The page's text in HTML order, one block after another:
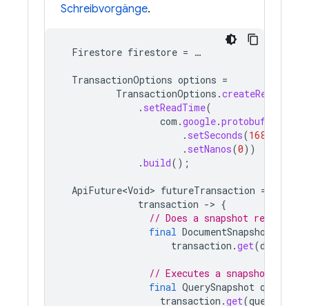
Schreibvorgänge.
Firestore firestore = …
TransactionOptions options =
TransactionOptions .
. setReadTime(
com .google.protobuf
. setSeconds(
. setNanos(0))
.build();
ApiFuture<Void> futureTransaction =
transaction -> {
// Does a snapshot read
final DocumentSnapshot
transaction .get(
// Executes a snapshot read
final QuerySnapshot
transaction .get(query